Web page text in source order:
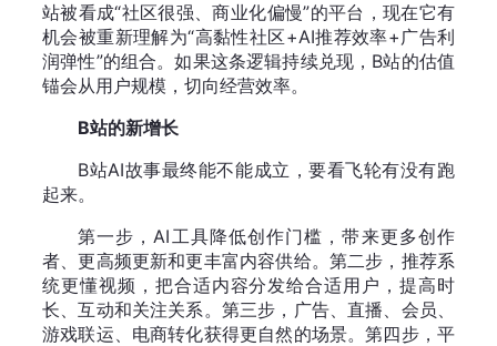
站被看成“社区很强、商业化偏慢”的平台，现在它有
机会被重新理解为“高黏性社区+AI推荐效率+广告利
润弹性”的组合。如果这条逻辑持续兑现，B站的估值
锚会从用户规模，切向经营效率。
B站的新增长
B站AI故事最终能不能成立，要看飞轮有没有跑
起来。
第一步，AI工具降低创作门槛，带来更多创作
者、更高频更新和更丰富内容供给。第二步，推荐系
统更懂视频，把合适内容分发给合适用户，提高时
长、互动和关注关系。第三步，广告、直播、会员、
游戏联运、电商转化获得更自然的场景。第四步，平